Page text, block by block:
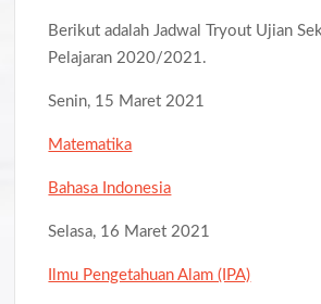
Berikut adalah Jadwal Tryout Ujian
Pelajaran 2020/2021.
Senin, 15 Maret 2021
Matematika
Bahasa Indonesia
Selasa, 16 Maret 2021
Ilmu Pengetahuan Alam (IPA)